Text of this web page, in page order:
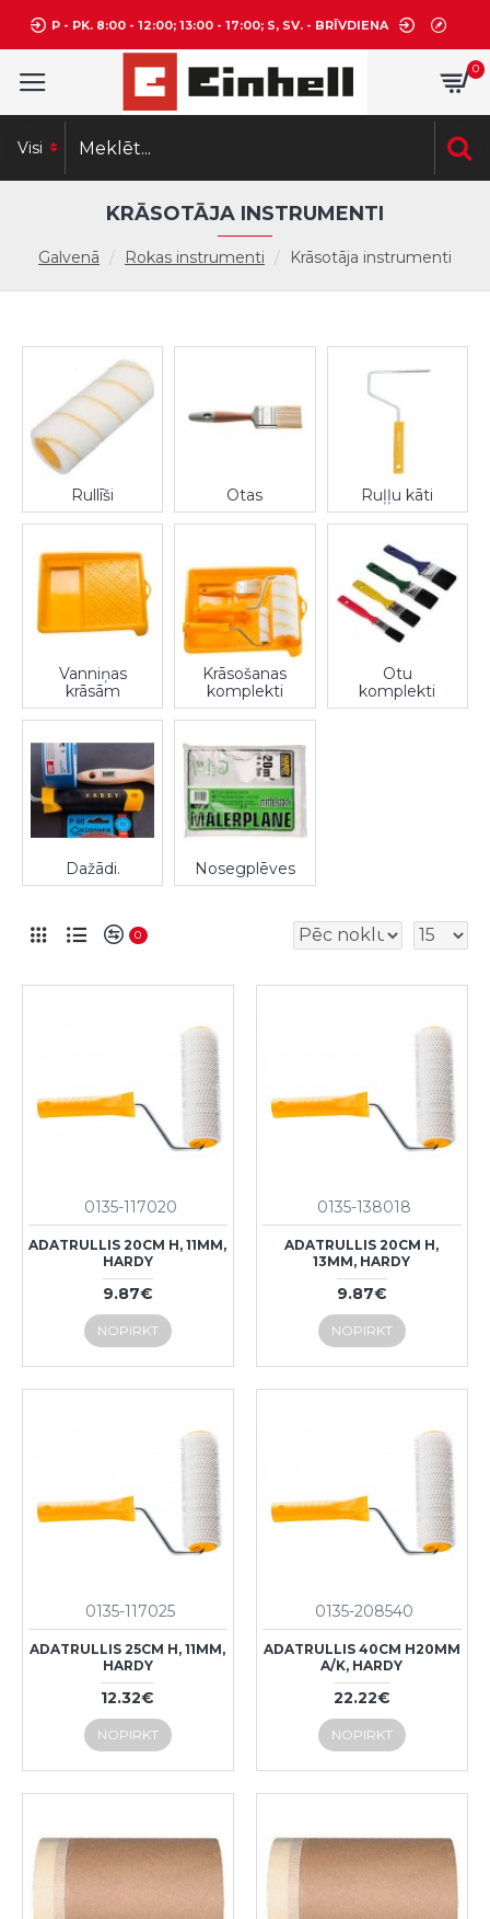
P - PK. 8:00 - 12:00; 13:00 - 17:00; S, SV. - BRĪVDIENA
0
Visi
Galvenā Rokas instrumenti Krāsotāja instrumenti
KRĀSOTĀJA INSTRUMENTI
Rullīši Otas Ruļļu kāti
Vanniņas
krāsām
Krāsošanas
komplekti
Otu
komplekti
Dažādi. Nosegplēves
0
0135-117020
ADATRULLIS 20CM H, 11MM,
HARDY
9.87€
NOPIRKT
0135-138018
ADATRULLIS 20CM H,
13MM, HARDY
9.87€
NOPIRKT
0135-117025
ADATRULLIS 25CM H, 11MM,
HARDY
12.32€
NOPIRKT
0135-208540
ADATRULLIS 40CM H20MM
A/K, HARDY
22.22€
NOPIRKT